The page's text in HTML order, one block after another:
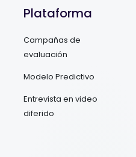
Plataforma
Campañas de
evaluación
Modelo Predictivo
Entrevista en video
diferido